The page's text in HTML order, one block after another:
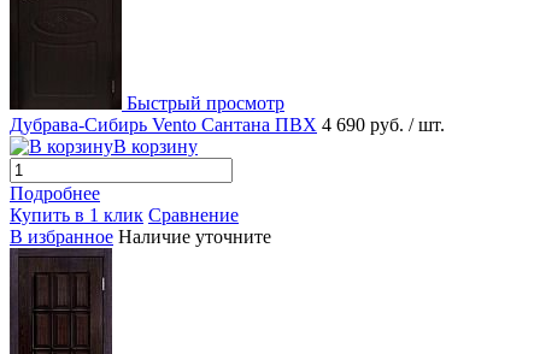
Быстрый просмотр
Дубрава-Сибирь Vento Сантана ПВХ 4 690 руб. / шт.
В корзину
Подробнее
Купить в 1 клик Сравнение
В избранное Наличие уточните